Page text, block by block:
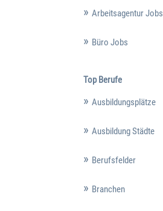
Arbeitsagentur Jobs
Büro Jobs
Top Berufe
Ausbildungsplätze
Ausbildung Städte
Berufsfelder
Branchen